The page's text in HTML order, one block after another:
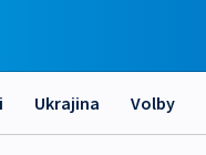
Ukrajina Volby